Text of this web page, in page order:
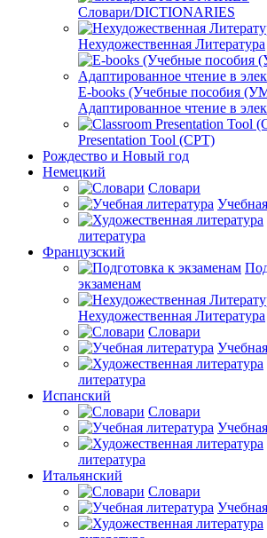
Словари/DICTIONARIES
Нехудожественная Литература
E-books (Учебные пособия
Адаптированное чтение в
Presentation Tool (CPT)
Рождество и Новый год
Немецкий
Словари
литература
Французский
экзаменам
Нехудожественная Литература
Словари
литература
Испанский
Словари
литература
Итальянский
Словари